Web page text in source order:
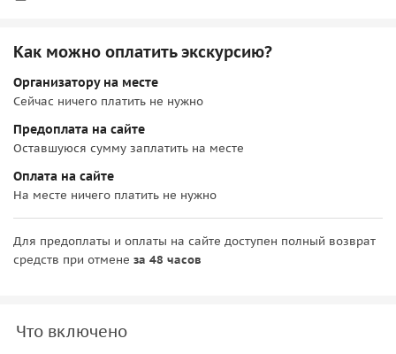
Как можно оплатить экскурсию?
Организатору на месте
Сейчас ничего платить не нужно
Предоплата на сайте
Оставшуюся сумму заплатить на месте
Оплата на сайте
На месте ничего платить не нужно
Для предоплаты и оплаты на сайте доступен полный возврат
средств при отмене за 48 часов
Что включено